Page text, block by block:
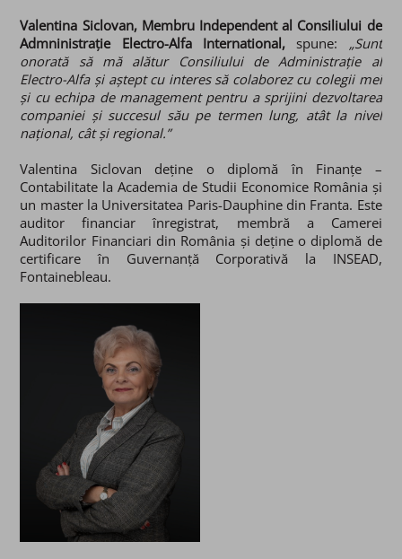
Valentina Siclovan, Membru Independent al Consiliului de
Admninistrație Electro-Alfa International,
spune: „Sunt
onorată să mă alătur Consiliului de Administrație al
Electro-Alfa și aștept cu interes să colaborez cu colegii mei
și cu echipa de management pentru a sprijini dezvoltarea
companiei și succesul său pe termen lung, atât la nivel
național, cât și regional.”
Valentina Siclovan deține o diplomă în Finanțe –
Contabilitate la Academia de Studii Economice România și
un master la Universitatea Paris-Dauphine din Franta. Este
auditor financiar înregistrat, membră a Camerei
Auditorilor Financiari din România și deține o diplomă de
certificare în Guvernanță Corporativă la INSEAD,
Fontainebleau.